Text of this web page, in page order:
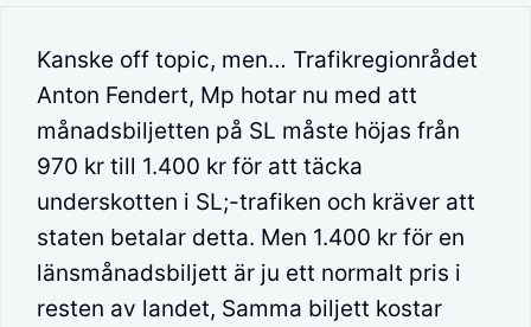
Kanske off topic, men… Trafikregionrådet
Anton Fendert, Mp hotar nu med att
månadsbiljetten på SL måste höjas från
970 kr till 1.400 kr för att täcka
underskotten i SL;-trafiken och kräver att
staten betalar detta. Men 1.400 kr för en
länsmånadsbiljett är ju ett normalt pris i
resten av landet, Samma biljett kostar